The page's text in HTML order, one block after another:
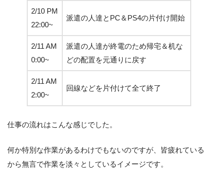
2/10 PM
22:00~
派遣の人達とPC＆PS4の片付け開始
2/11 AM
0:00~
派遣の人達が終電のため帰宅＆机な
どの配置を元通りに戻す
2/11 AM
2:00~
回線などを片付けて全て終了
仕事の流れはこんな感じでした。
何か特別な作業があるわけでもないのですが、皆疲れている
から無言で作業を淡々としているイメージです。